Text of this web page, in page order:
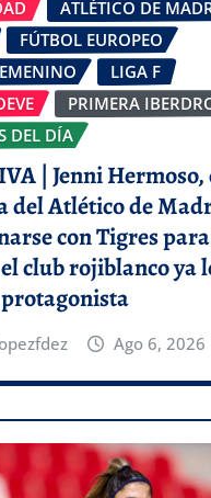
ATLÉTICO DE
FÚTBOL EUROPEO
LIGA F
PRIMERA
DEL DÍA
| Jenni Hermoso,
del Atlético de
con Tigres
club rojiblanco ya
Ago 6, 2026